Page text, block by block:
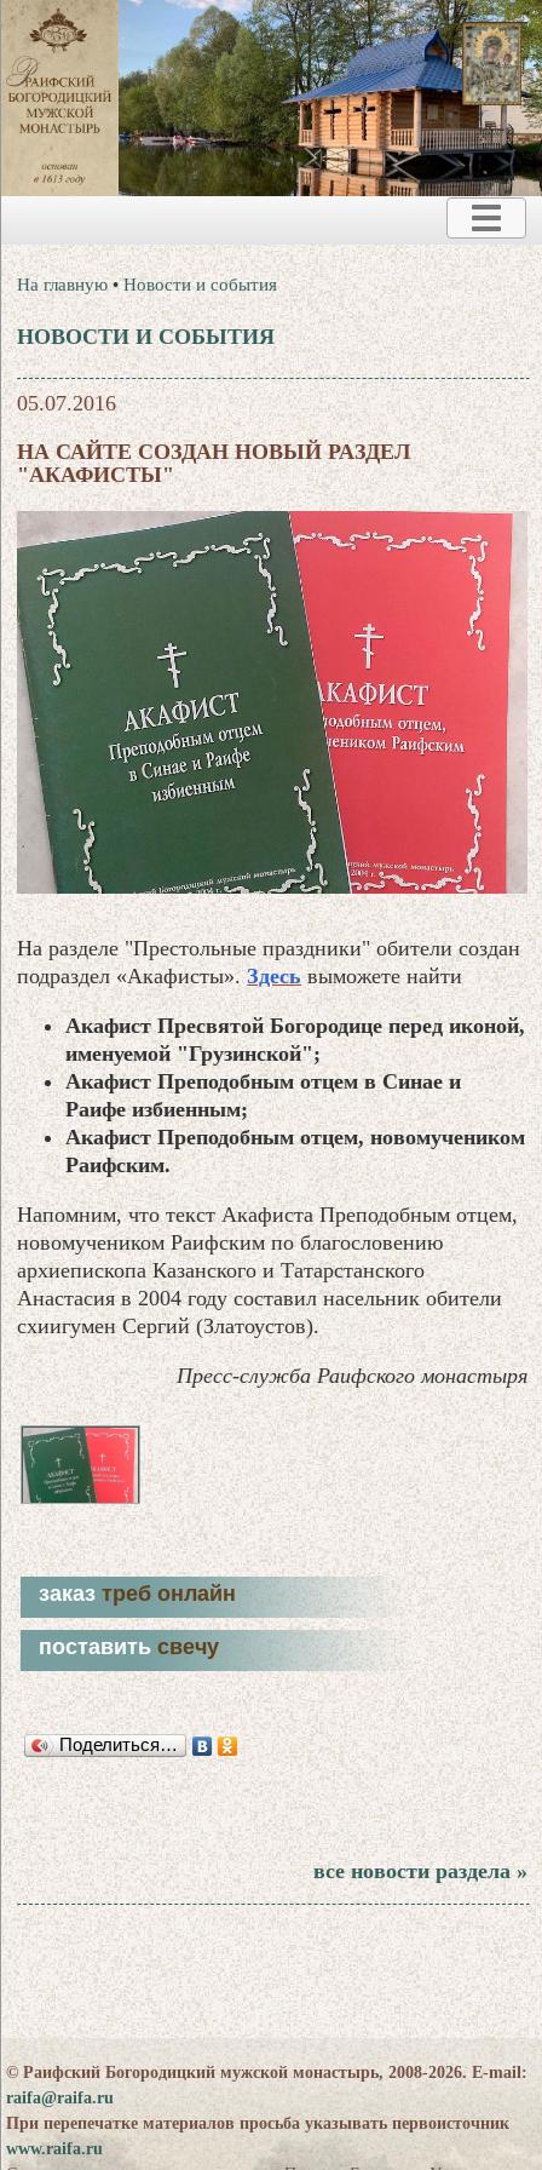
На главную •Новости и события
НОВОСТИ И СОБЫТИЯ
05.07.2016
НА САЙТЕ СОЗДАН НОВЫЙ РАЗДЕЛ
"АКАФИСТЫ"
На разделе "Престольные праздники" обители создан
подраздел «Акафисты».Здесьвыможете найти
Акафист Пресвятой Богородице перед иконой,
именуемой "Грузинской";
Акафист Преподобным отцем в Синае и
Раифе избиенным;
Акафист Преподобным отцем, новомучеником
Раифским.
Напомним, что текст Акафиста Преподобным отцем,
новомучеником Раифским по благословению
архиепископа Казанского и Татарстанского
Анастасия в 2004 году составил насельник обители
схиигумен Сергий (Златоустов).
Пресс-служба Раифского монастыря
заказтреб онлайн
поставитьсвечу
Поделиться…
все новости раздела »
© Раифский Богородицкий мужской монастырь, 2008-2026. E-mail:
raifa@raifa.ru
При перепечатке материалов просьба указывать первоисточник
www.raifa.ru